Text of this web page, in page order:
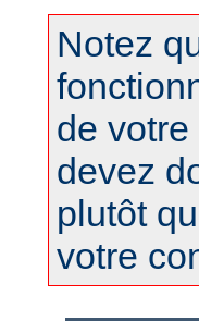
Notez
de
devez
plutôt
votre